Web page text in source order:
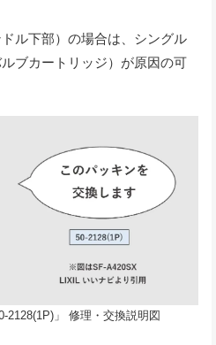
ル下部）の場合は、シングル
ブカートリッジ）が原因の可
2128(1P)」 修理・交換説明図